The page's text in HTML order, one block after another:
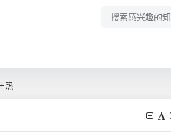
热